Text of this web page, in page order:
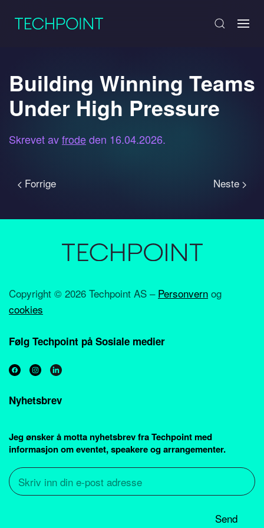
Building Winning Teams
Under High Pressure
Skrevet avfrodeden 16.04.2026.
Forrige Neste
Copyright © 2026 Techpoint AS – Personvern og
cookies
Følg Techpoint på Sosiale medier
Nyhetsbrev
Jeg ønsker å motta nyhetsbrev fra Techpoint med
informasjon om eventet, speakere og arrangementer.
Send